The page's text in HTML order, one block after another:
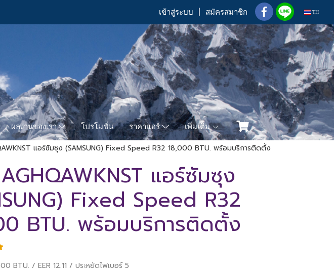
เข้าสู่ระบบ สมัครสมาชิก TH
ผลงานของเรา โปรโมชั่น ราคาแอร์ เพิ่มเติม
แอร์ซัมซุง (SAMSUNG) Fixed Speed R32 18,000 BTU. พร้อมบริการติดตั้ง
แอร์ซัมซุง
Fixed Speed R32
BTU. พร้อมบริการติดตั้ง
BTU. / EER 12.11 / ประหยัดไฟเบอร์ 5